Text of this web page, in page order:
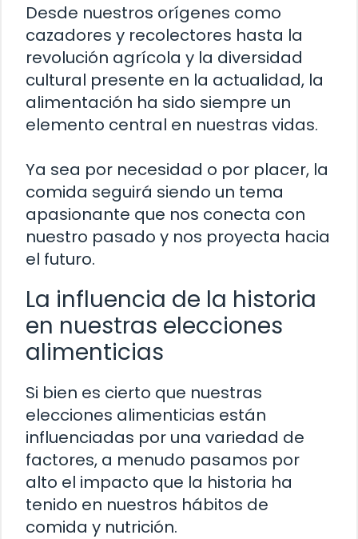
Desde nuestros orígenes como
cazadores y recolectores hasta la
revolución agrícola y la diversidad
cultural presente en la actualidad, la
alimentación ha sido siempre un
elemento central en nuestras vidas.
Ya sea por necesidad o por placer, la
comida seguirá siendo un tema
apasionante que nos conecta con
nuestro pasado y nos proyecta hacia
el futuro.
La influencia de la historia
en nuestras elecciones
alimenticias
Si bien es cierto que nuestras
elecciones alimenticias están
influenciadas por una variedad de
factores, a menudo pasamos por
alto el impacto que la historia ha
tenido en nuestros hábitos de
comida y nutrición.